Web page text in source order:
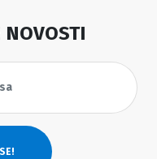
NOVOSTI